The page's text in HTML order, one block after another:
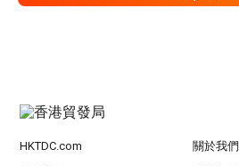
HKTDC.com 關於我們